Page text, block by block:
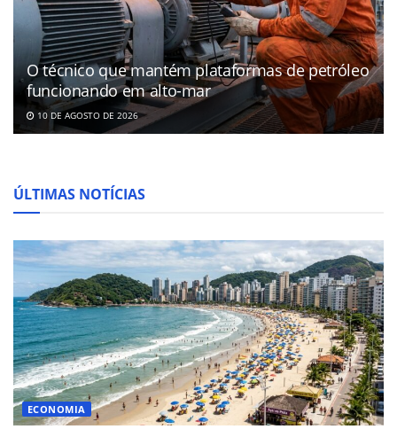
O técnico que mantém plataformas de petróleo
funcionando em alto-mar
10 DE AGOSTO DE 2026
ÚLTIMAS NOTÍCIAS
ECONOMIA